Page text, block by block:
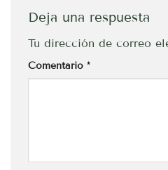
Deja una respuesta
Tu dirección de correo
Comentario *